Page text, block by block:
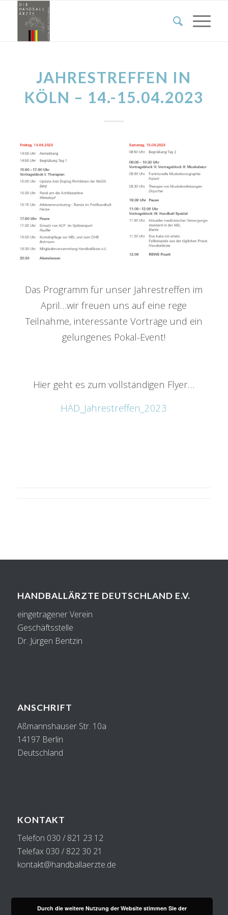
JAHRESTREFFEN IN
KÖLN – 14.-15.04.2023
Das Programm für unser Jahrestreffen im
April…wir freuen uns auf eine rege
Teilnahme, interessante Vorträge und ein
gelungenes Pokal-Event!
Hier geht es zum vollständigen Flyer…
HÄD_Jahrestreffen_2023
HANDBALLÄRZTE DEUTSCHLAND E.V.
eingetragener Verein
Geschäftsstelle
Dr. Jürgen Bentzin
ANSCHRIFT
Aßmannshauser Str. 10a
14197 Berlin
Deutschland
KONTAKT
Telefon 030 / 821 23 12
Telefax 030 / 822 30 21
kontakt@handballaerzte.de
Durch die weitere Nutzung der Website stimmen Sie der